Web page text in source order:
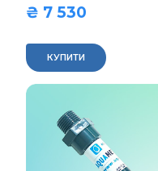
₴ 7 530
КУПИТИ